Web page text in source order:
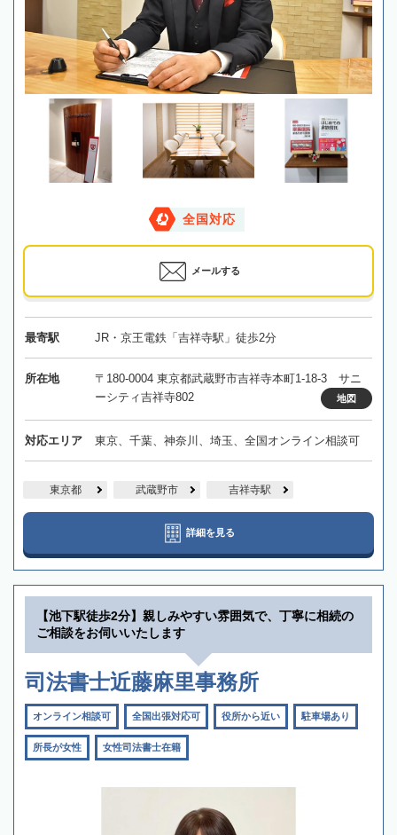
全国対応
メールする
最寄駅 JR・京王電鉄「吉祥寺駅」徒歩2分
所在地
〒180-0004 東京都武蔵野市吉祥寺本町1-18-3 サニ
ーシティ吉祥寺802
地図
対応エリア 東京、千葉、神奈川、埼玉、全国オンライン相談可
東京都 武蔵野市 吉祥寺駅
詳細を見る
【池下駅徒歩2分】親しみやすい雰囲気で、丁寧に相続の
ご相談をお伺いいたします
司法書士近藤麻里事務所
オンライン相談可 全国出張対応可 役所から近い 駐車場あり
所長が女性 女性司法書士在籍